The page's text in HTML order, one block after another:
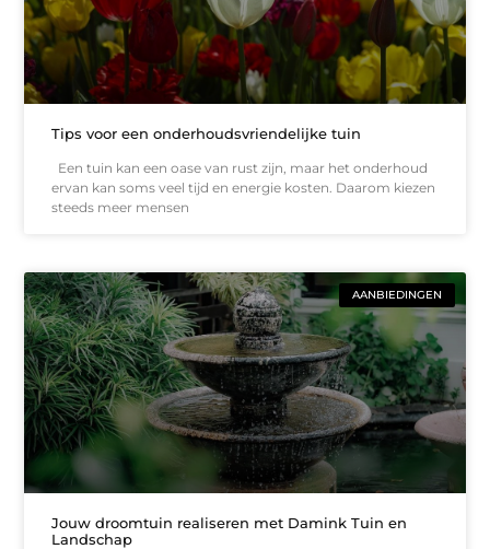
Tips voor een onderhoudsvriendelijke tuin
Een tuin kan een oase van rust zijn, maar het onderhoud
ervan kan soms veel tijd en energie kosten. Daarom kiezen
steeds meer mensen
AANBIEDINGEN
Jouw droomtuin realiseren met Damink Tuin en
Landschap